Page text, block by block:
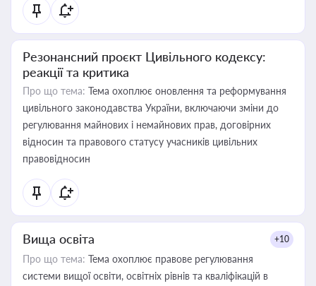
Резонансний проєкт Цивільного кодексу:
реакції та критика
Про що тема: Тема охоплює оновлення та реформування
цивільного законодавства України, включаючи зміни до
регулювання майнових і немайнових прав, договірних
відносин та правового статусу учасників цивільних
правовідносин
Вища освіта +10
Про що тема: Тема охоплює правове регулювання
системи вищої освіти, освітніх рівнів та кваліфікацій в